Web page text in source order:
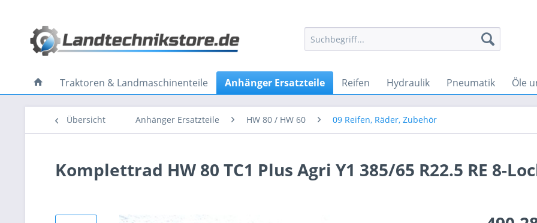
Traktoren & Landmaschinenteile Anhänger Ersatzteile Reifen Hydraulik Pneumatik Öle
Übersicht Anhänger Ersatzteile HW 80 / HW 60 09 Reifen, Räder, Zubehör
Komplettrad HW 80 TC1 Plus Agri Y1 385/65 R22.5 RE 8-